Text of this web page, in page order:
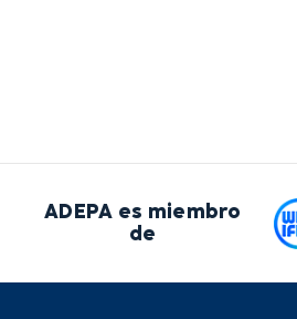
ADEPA es miembro
de